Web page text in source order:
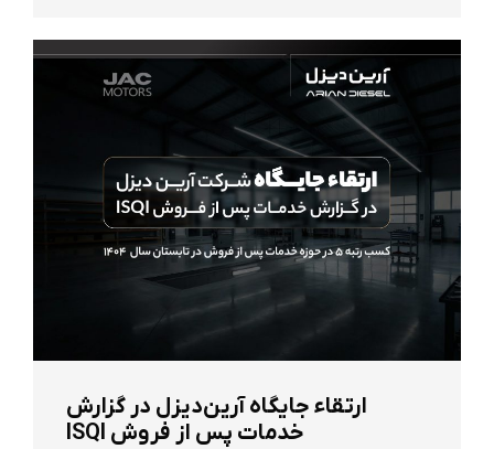
ارتقاء جایگاه آرین‌دیزل در گزارش
خدمات پس از فروش ISQI